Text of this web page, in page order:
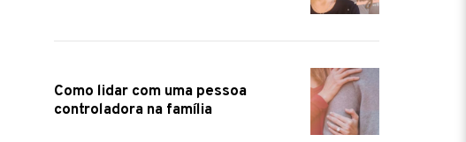
Como lidar com uma pessoa
controladora na família